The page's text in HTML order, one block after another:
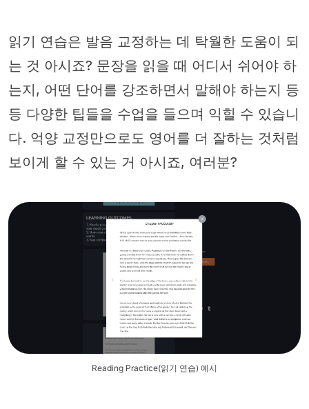
읽기 연습은 발음 교정하는 데 탁월한 도움이 되
는 것 아시죠? 문장을 읽을 때 어디서 쉬어야 하
는지, 어떤 단어를 강조하면서 말해야 하는지 등
등 다양한 팁들을 수업을 들으며 익힐 수 있습니
다. 억양 교정만으로도 영어를 더 잘하는 것처럼
보이게 할 수 있는 거 아시죠, 여러분?
Reading Practice(읽기 연습) 예시